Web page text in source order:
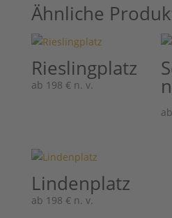
Ähnliche
Rieslingplatz
ab 198 € n. v.
ab
Lindenplatz
ab 198 € n. v.